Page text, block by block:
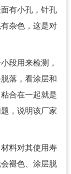
有小孔，针孔
杂色，这是对
段用来检测，
落，看涂层和
合在一起就是
，说明该厂家
料对其使用寿
褪色、涂层脱